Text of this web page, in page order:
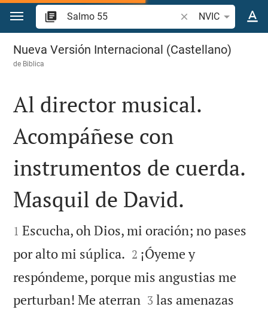
Ir a un contenido
Buscar versículo
NVIC
Salmo 55
Nueva Versión Internacional (Castellano)
de Biblica

Al director musical.
Acompáñese con
instrumentos de cuerda.
Masquil de David.

1 Escucha, oh Dios, mi oración; no pases
por alto mi súplica. 

2 ¡Óyeme y
respóndeme, porque mis angustias me
perturban! Me aterran 

3 las amenazas